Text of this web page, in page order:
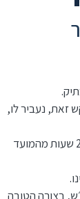
זאת, נעביר לו,
לתת ללקוח עדכון, בכל התפתחות בתיק, בתוך 24 שעות מהמועד
בצורה הטובה